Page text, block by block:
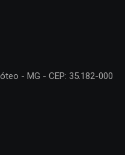
- MG - CEP: 35.182-000